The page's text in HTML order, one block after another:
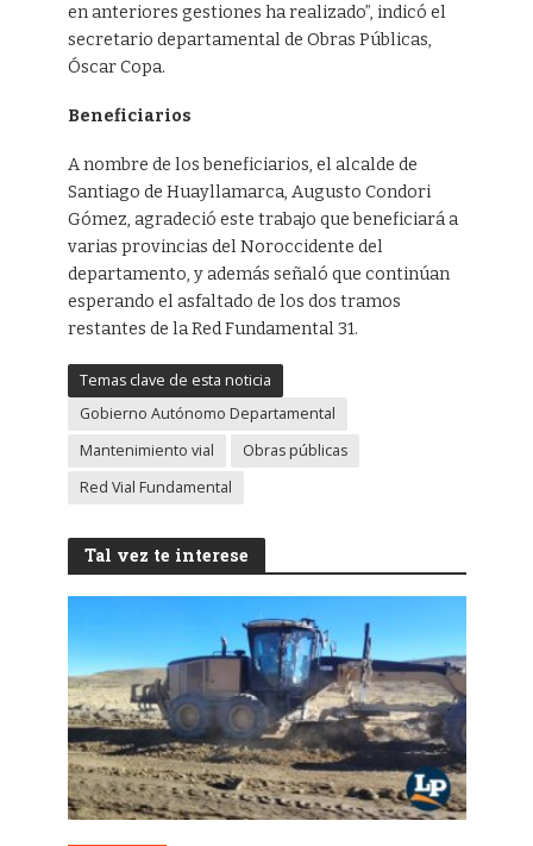
en anteriores gestiones ha realizado”, indicó el
secretario departamental de Obras Públicas,
Óscar Copa.
Beneficiarios
A nombre de los beneficiarios, el alcalde de
Santiago de Huayllamarca, Augusto Condori
Gómez, agradeció este trabajo que beneficiará a
varias provincias del Noroccidente del
departamento, y además señaló que continúan
esperando el asfaltado de los dos tramos
restantes de la Red Fundamental 31.
Temas clave de esta noticia
Gobierno Autónomo Departamental
Mantenimiento vial
Obras públicas
Red Vial Fundamental
Tal vez te interese